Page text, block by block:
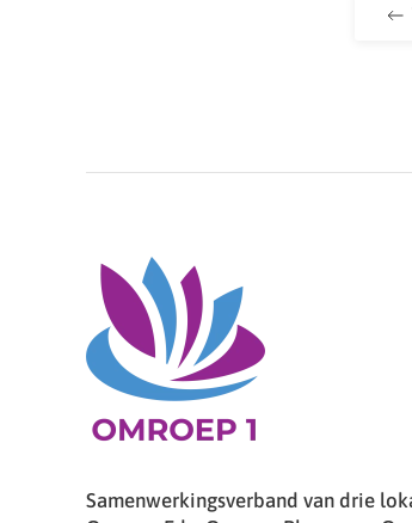
Samenwerkingsverband van drie